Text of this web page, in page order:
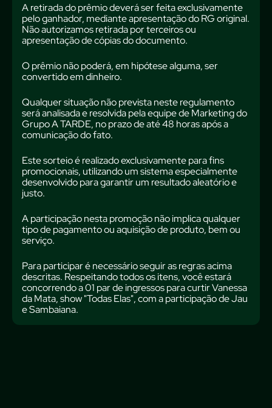
A retirada do prêmio deverá ser feita exclusivamente
pelo ganhador, mediante apresentação do RG original.
Não autorizamos retirada por terceiros ou
apresentação de cópias do documento.
O prêmio não poderá, em hipótese alguma, ser
convertido em dinheiro.
Qualquer situação não prevista neste regulamento
será analisada e resolvida pela equipe de Marketing do
Grupo A TARDE, no prazo de até 48 horas após a
comunicação do fato.
Este sorteio é realizado exclusivamente para fins
promocionais, utilizando um sistema especialmente
desenvolvido para garantir um resultado aleatório e
justo.
A participação nesta promoção não implica qualquer
tipo de pagamento ou aquisição de produto, bem ou
serviço.
Para participar é necessário seguir as regras acima
descritas. Respeitando todos os itens, você estará
concorrendo a 01 par de ingressos para curtir Vanessa
da Mata, show "Todas Elas", com a participação de Jau
e Sambaiana.